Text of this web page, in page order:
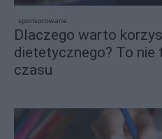
sponsorowane
Dlaczego warto
dietetycznego? To
czasu